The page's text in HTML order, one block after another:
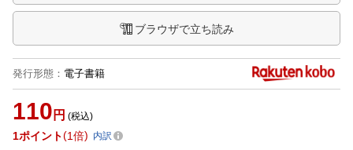
ブラウザで立ち読み
発行形態 ： 電子書籍
110 円 (税込)
1ポイント 1倍 内訳